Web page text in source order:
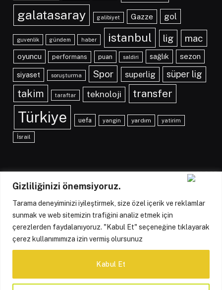
Gizliliğinizi önemsiyoruz.
Tarama deneyiminizi iyileştirmek, size özel içerik ve reklamlar
sunmak ve web sitemizin trafiğini analiz etmek için
çerezlerden faydalanıyoruz. "Kabul Et" seçeneğine tıklayarak
çerez kullanımımıza izin vermiş olursunuz
Kabul Et
galatasaray galibiyet Gazze gol
guvenlik gündem haber istanbul lig mac
oyuncu performans puan saldiri sağlık sezon
siyaset soruşturma Spor superlig süper lig
takim taraftar teknoloji transfer
Türkiye uefa yangin yardım yatirim
İsrail
(Twitter)
HAKKIMIZDA KÜNYE İLETIŞIM
REKLAM POLITIKASI
GIZLILIK POLITIKASI
ÇEREZ POLITIKASI